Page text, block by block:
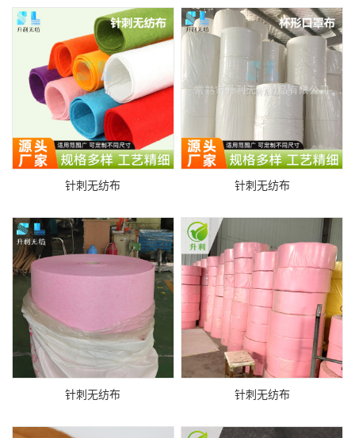
针刺无纺布 针刺无纺布
针刺无纺布 针刺无纺布